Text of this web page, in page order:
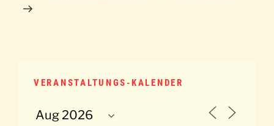
VERANSTALTUNGS-KALENDER